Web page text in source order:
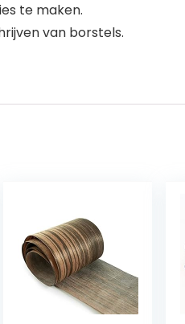
te maken.
van borstels.